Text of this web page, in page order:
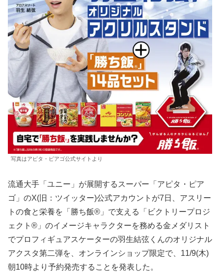
写真はアピタ・ピアゴ公式サイトより
流通大手「ユニー」が展開するスーパー「アピタ・ピア
ゴ」のX(旧：ツイッター)公式アカウントが7日、アスリー
トの食と栄養を「勝ち飯®」で支える「ビクトリープロジ
ェクト®」のイメージキャラクターを務める金メダリスト
でプロフィギュアスケーターの羽生結弦くんのオリジナル
アクスタ第二弾を、オンラインショップ限定で、11/9(木)
朝10時より予約発売することを発表した。